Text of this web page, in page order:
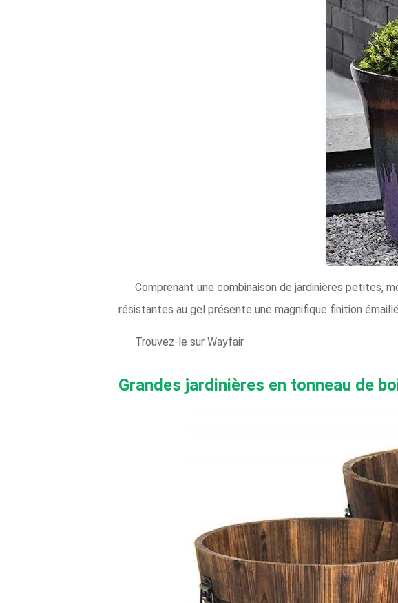
Comprenant une combinaison de jardinières petites,
résistantes au gel présente une magnifique finition
Trouvez-le sur Wayfair
Grandes jardinières en tonneau de